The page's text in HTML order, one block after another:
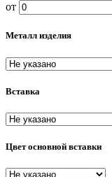
от
Металл изделия
Вставка
Цвет основной вставки